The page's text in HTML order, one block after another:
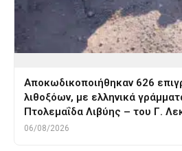
Αποκωδικοποιήθηκαν 626
λιθοξόων, με ελληνικά
Πτολεμαΐδα Λιβύης – του Γ.
06/08/2026